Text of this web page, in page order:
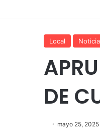
Local
DE
mayo 25, 2025